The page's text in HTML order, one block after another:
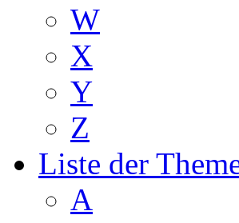
W
X
Y
Z
Liste der
A